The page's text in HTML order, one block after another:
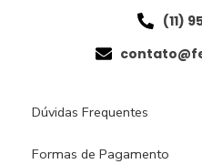
(11)
Dúvidas Frequentes
Formas de Pagamento